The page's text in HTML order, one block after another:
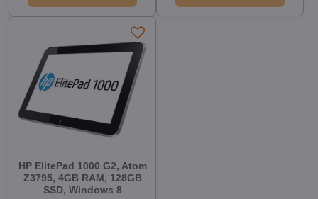
HP ElitePad 1000 G2, Atom
Z3795, 4GB RAM, 128GB
SSD, Windows 8